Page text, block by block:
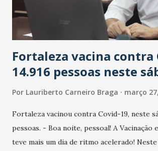
Fortaleza vacina contra
14.916 pessoas neste
Por Lauriberto Carneiro Braga março
Fortaleza vacinou contra Covid-19, neste
pessoas. - Boa noite, pessoal! A Vacinação
teve mais um dia de ritmo acelerado! Neste